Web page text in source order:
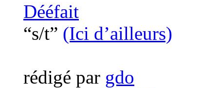
Dééfait
“s/t” (Ici d’ailleurs)
rédigé par gdo